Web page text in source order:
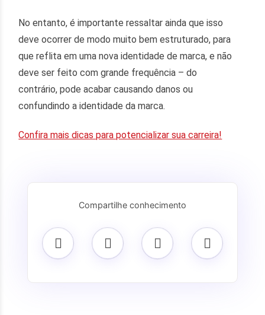
No entanto, é importante ressaltar ainda que isso
deve ocorrer de modo muito bem estruturado, para
que reflita em uma nova identidade de marca, e não
deve ser feito com grande frequência – do
contrário, pode acabar causando danos ou
confundindo a identidade da marca.
Confira mais dicas para potencializar sua carreira!
Compartilhe conhecimento